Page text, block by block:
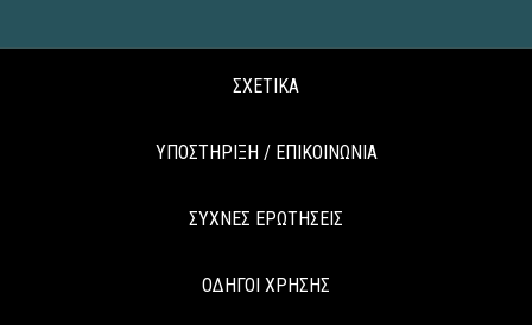
ΣΧΕΤΙΚΑ
ΥΠΟΣΤΗΡΙΞΗ / ΕΠΙΚΟΙΝΩΝΙΑ
ΣΥΧΝΕΣ ΕΡΩΤΗΣΕΙΣ
ΟΔΗΓΟΙ ΧΡΗΣΗΣ